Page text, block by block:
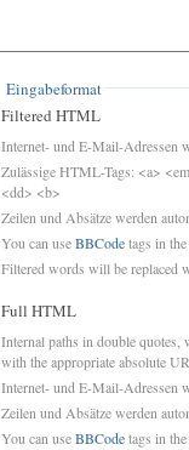
Eingabeformat
Filtered HTML
Internet- und E-Mail-Adressen
Zulässige HTML-Tags: <a>
<dd> <b>
Zeilen und Absätze werden
You can useBBCodetags in
Filtered words will be replaced
Full HTML
Internal paths in double quotes,
with the appropriate absolute
Internet- und E-Mail-Adressen
Zeilen und Absätze werden
You can useBBCodetags in